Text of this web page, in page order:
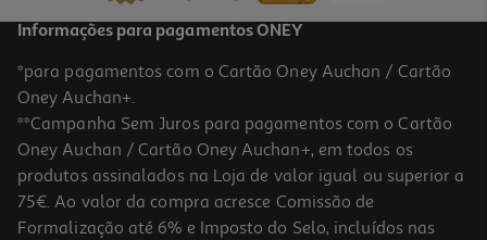
Informações para pagamentos ONEY
*para pagamentos com o Cartão Oney Auchan / Cartão
Oney Auchan+.
**Campanha Sem Juros para pagamentos com o Cartão
Oney Auchan / Cartão Oney Auchan+, em todos os
produtos assinalados na Loja de valor igual ou superior a
75€. Ao valor da compra acresce Comissão de
Formalização até 6% e Imposto do Selo, incluídos nas